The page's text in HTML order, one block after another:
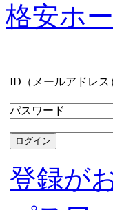
格安ホ
ID（メールアドレス
パスワード
登録が